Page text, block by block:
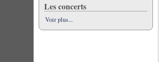
Les concerts
Voir plus...